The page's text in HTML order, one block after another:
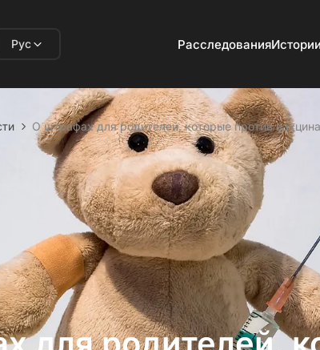
Рус РасследованияИстории
О штрафах для родителей, которые против